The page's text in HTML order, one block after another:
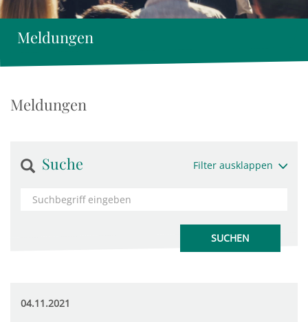
Meldungen
Meldungen
Suche Filter ausklappen
04.11.2021